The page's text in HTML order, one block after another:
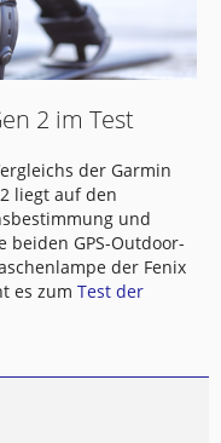
2 im Test
der Garmin
liegt auf den
und
beiden GPS-Outdoor-
der Fenix
es zum Test der